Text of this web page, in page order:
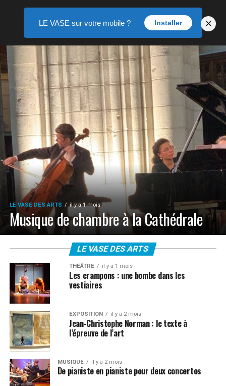
LE VASE DES ARTS il y a 1 mois
Musique de chambre à la Cathédrale
LE VASE DES ARTS
THÉÂTRE il y a 1 mois
Les crampons : une bombe dans les
vestiaires
EXPOSITION il y a 2 mois
Jean-Christophe Norman : le texte à
l’épreuve de l’art
MUSIQUE il y a 2 mois
De pianiste en pianiste pour deux concertos
LE VASE sur votre mobile ? Installer ×